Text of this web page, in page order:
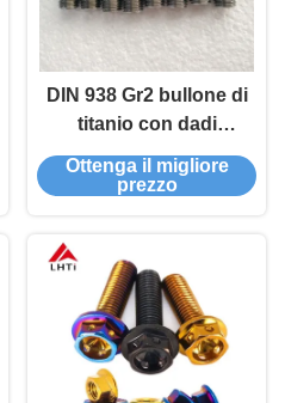
DIN 938 Gr2 bullone di
titanio con dadi
esessuali DIN 934 M14
M18 M20 CNC
Ottenga il migliore
prezzo